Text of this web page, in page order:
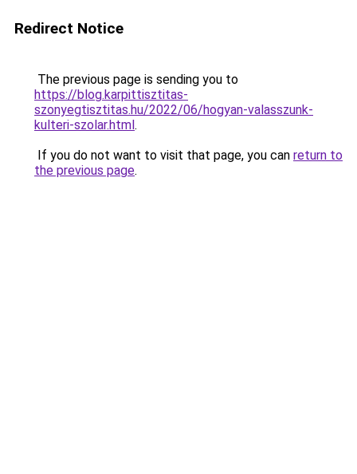
Redirect Notice
The previous page is sending you to
https://blog.karpittisztitas-
szonyegtisztitas.hu/2022/06/hogyan-valasszunk-
kulteri-szolar.html.
If you do not want to visit that page, you can return to
the previous page.